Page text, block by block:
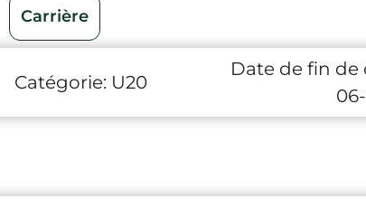
Carrière
Catégorie: U20
Date de fin de